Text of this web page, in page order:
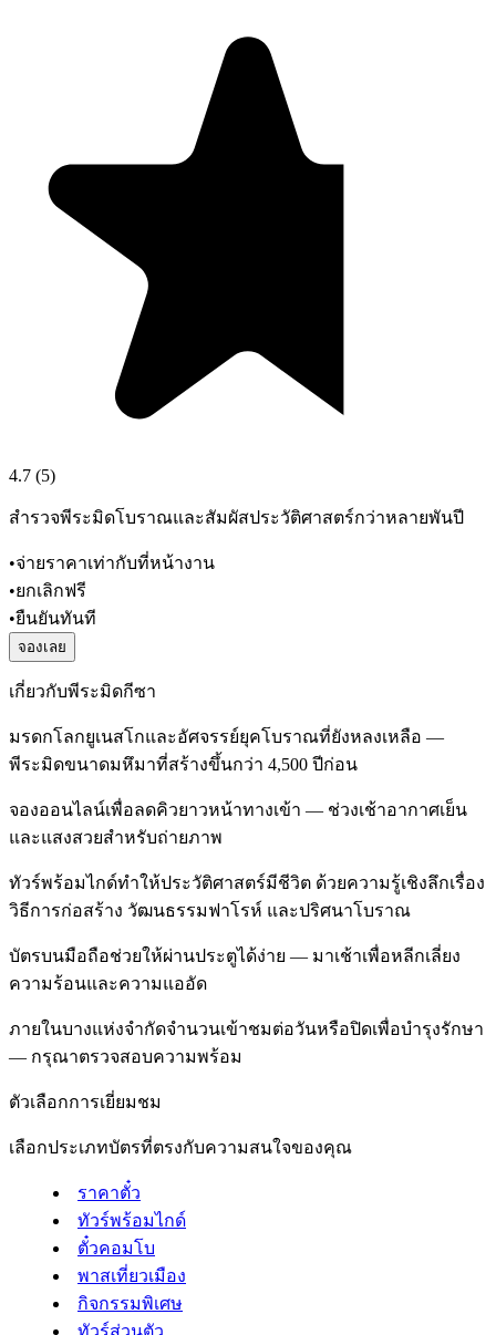
4.7 (5)
สำรวจพีระมิดโบราณและสัมผัสประวัติศาสตร์กว่าหลายพันปี
•จ่ายราคาเท่ากับที่หน้างาน
•ยกเลิกฟรี
•ยืนยันทันที
จองเลย
เกี่ยวกับพีระมิดกีซา
มรดกโลกยูเนสโกและอัศจรรย์ยุคโบราณที่ยังหลงเหลือ —
พีระมิดขนาดมหึมาที่สร้างขึ้นกว่า 4,500 ปีก่อน
จองออนไลน์เพื่อลดคิวยาวหน้าทางเข้า — ช่วงเช้าอากาศเย็น
และแสงสวยสำหรับถ่ายภาพ
ทัวร์พร้อมไกด์ทำให้ประวัติศาสตร์มีชีวิต ด้วยความรู้เชิงลึกเรื่อง
วิธีการก่อสร้าง วัฒนธรรมฟาโรห์ และปริศนาโบราณ
บัตรบนมือถือช่วยให้ผ่านประตูได้ง่าย — มาเช้าเพื่อหลีกเลี่ยง
ความร้อนและความแออัด
ภายในบางแห่งจำกัดจำนวนเข้าชมต่อวันหรือปิดเพื่อบำรุงรักษา
— กรุณาตรวจสอบความพร้อม
ตัวเลือกการเยี่ยมชม
เลือกประเภทบัตรที่ตรงกับความสนใจของคุณ
ราคาตั๋ว
ทัวร์พร้อมไกด์
ตั๋วคอมโบ
พาสเที่ยวเมือง
กิจกรรมพิเศษ
ทัวร์ส่วนตัว